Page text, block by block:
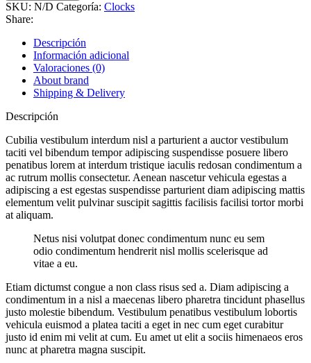
SKU: N/D Categoría: Clocks
Share:
Descripción
Información adicional
Valoraciones (0)
About brand
Shipping & Delivery
Descripción
Cubilia vestibulum interdum nisl a parturient a auctor vestibulum
taciti vel bibendum tempor adipiscing suspendisse posuere libero
penatibus lorem at interdum tristique iaculis redosan condimentum a
ac rutrum mollis consectetur. Aenean nascetur vehicula egestas a
adipiscing a est egestas suspendisse parturient diam adipiscing mattis
elementum velit pulvinar suscipit sagittis facilisis facilisi tortor morbi
at aliquam.
Netus nisi volutpat donec condimentum nunc eu sem
odio condimentum hendrerit nisl mollis scelerisque ad
vitae a eu.
Etiam dictumst congue a non class risus sed a. Diam adipiscing a
condimentum in a nisl a maecenas libero pharetra tincidunt phasellus
justo molestie bibendum. Vestibulum penatibus vestibulum lobortis
vehicula euismod a platea taciti a eget in nec cum eget curabitur
justo id enim mi velit at cum. Eu amet ut elit a sociis himenaeos eros
nunc at pharetra magna suscipit.